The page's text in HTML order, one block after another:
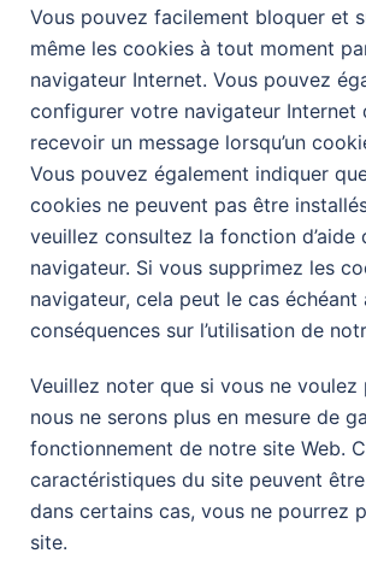
Vous pouvez facilement bloquer et
même les cookies à tout moment
navigateur Internet. Vous pouvez
configurer votre navigateur Internet
recevoir un message lorsqu’un
Vous pouvez également indiquer
cookies ne peuvent pas être
veuillez consultez la fonction d’aide
navigateur. Si vous supprimez les
navigateur, cela peut le cas échéant
conséquences sur l’utilisation de
Veuillez noter que si vous ne voulez
nous ne serons plus en mesure de
fonctionnement de notre site Web.
caractéristiques du site peuvent
dans certains cas, vous ne pourrez
site.